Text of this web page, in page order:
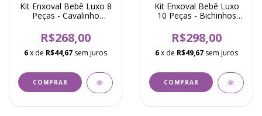
Kit Enxoval Bebê Luxo 8
Peças - Cavalinho
R$268,00
6x de R$44,67 sem juros
Kit Enxoval Bebê Luxo
10 Peças - Bichinhos
R$298,00
6x de R$49,67 sem juros